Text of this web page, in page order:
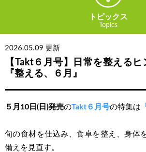
トピックス
Topics
2026.05.09 更新
【Takt６月号】日常を整える
『整える、６月』
５月10日(日)発売のTakt６月号の特集は
旬の食材を仕込み、食卓を整え、身体
備えを見直す。